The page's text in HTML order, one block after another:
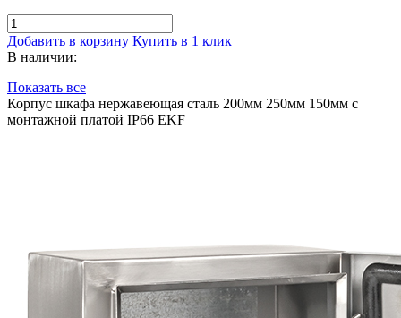
Добавить в корзину Купить в 1 клик
В наличии:
Показать все
Корпус шкафа нержавеющая сталь 200мм 250мм 150мм с
монтажной платой IP66 EKF